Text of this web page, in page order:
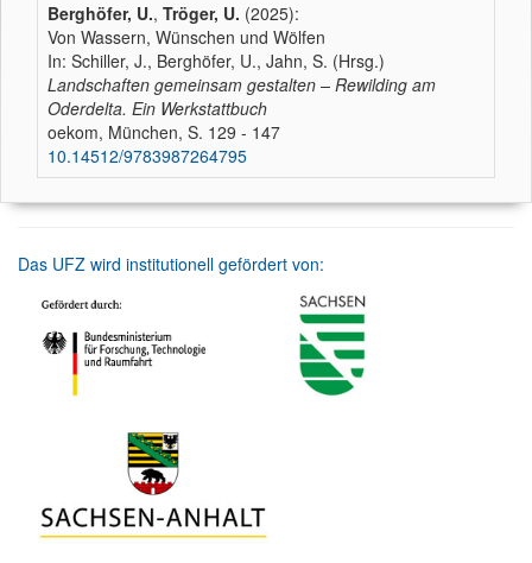
Berghöfer, U., Tröger, U. (2025):
Von Wassern, Wünschen und Wölfen
In: Schiller, J., Berghöfer, U., Jahn, S. (Hrsg.)
Landschaften gemeinsam gestalten – Rewilding am
Oderdelta. Ein Werkstattbuch
oekom, München, S. 129 - 147
10.14512/9783987264795
Das UFZ wird institutionell gefördert von: